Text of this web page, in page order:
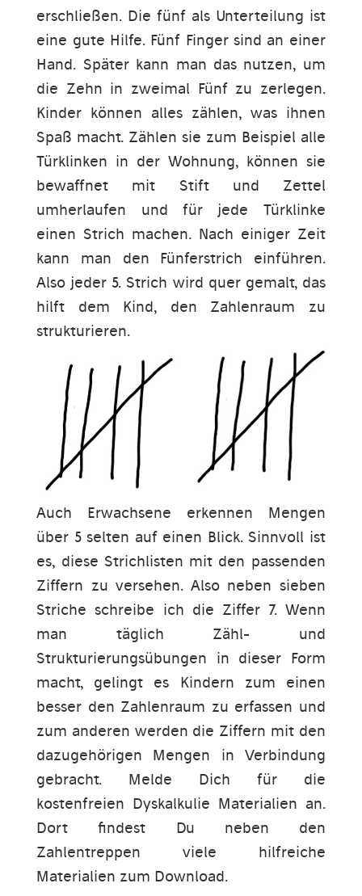
erschließen. Die fünf als Unterteilung ist
eine gute Hilfe. Fünf Finger sind an einer
Hand. Später kann man das nutzen, um
die Zehn in zweimal Fünf zu zerlegen.
Kinder können alles zählen, was ihnen
Spaß macht. Zählen sie zum Beispiel alle
Türklinken in der Wohnung, können sie
bewaffnet mit Stift und Zettel
umherlaufen und für jede Türklinke
einen Strich machen. Nach einiger Zeit
kann man den Fünferstrich einführen.
Also jeder 5. Strich wird quer gemalt, das
hilft dem Kind, den Zahlenraum zu
strukturieren.
Auch Erwachsene erkennen Mengen
über 5 selten auf einen Blick. Sinnvoll ist
es, diese Strichlisten mit den passenden
Ziffern zu versehen. Also neben sieben
Striche schreibe ich die Ziffer 7. Wenn
man täglich Zähl- und
Strukturierungsübungen in dieser Form
macht, gelingt es Kindern zum einen
besser den Zahlenraum zu erfassen und
zum anderen werden die Ziffern mit den
dazugehörigen Mengen in Verbindung
gebracht. Melde Dich für die
kostenfreien Dyskalkulie Materialien an.
Dort findest Du neben den
Zahlentreppen viele hilfreiche
Materialien zum Download.